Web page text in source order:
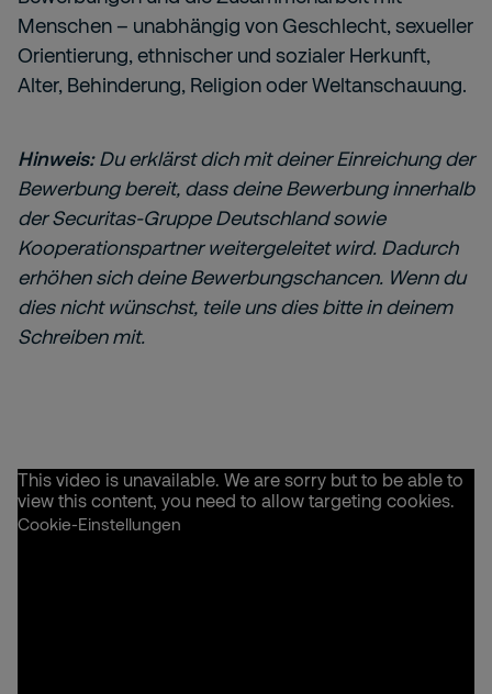
Menschen – unabhängig von Geschlecht, sexueller
Orientierung, ethnischer und sozialer Herkunft,
Alter, Behinderung, Religion oder Weltanschauung.
Hinweis:Du erklärst dich mit deiner Einreichung der
Bewerbung bereit, dass deine Bewerbung innerhalb
der Securitas-Gruppe Deutschland sowie
Kooperationspartner weitergeleitet wird. Dadurch
erhöhen sich deine Bewerbungschancen. Wenn du
dies nicht wünschst, teile uns dies bitte in deinem
Schreiben mit.
This video is unavailable. We are sorry but to be able to
view this content, you need to allow targeting cookies.
Cookie-Einstellungen